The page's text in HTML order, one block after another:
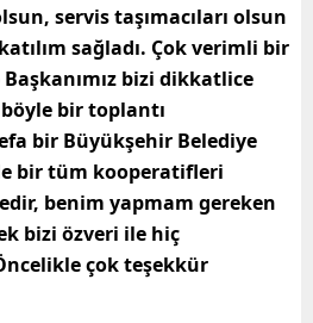
servis taşımacıları olsun
sağladı. Çok verimli bir
bizi dikkatlice
bir toplantı
bir Büyükşehir Belediye
bir tüm kooperatifleri
benim yapmam gereken
bizi özveri ile hiç
çok teşekkür